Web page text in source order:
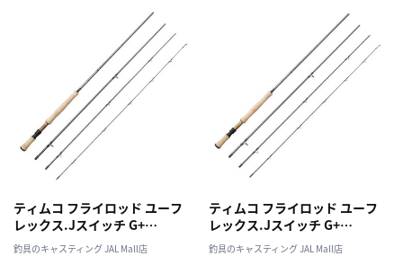
ティムコ フライロッド ユーフ
レックス.Jスイッチ G+
JSWT1064-4G+
釣具のキャスティング JAL Mall店
ティムコ フライロッド ユーフ
レックス.Jスイッチ G+
JSWT1095-4G+
釣具のキャスティング JAL Mall店